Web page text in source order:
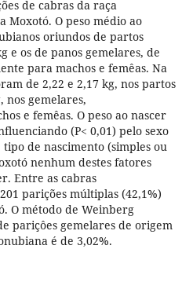
de cabras da raça
Moxotó. O peso médio ao
oriundos de partos
e os de panos gemelares, de
para machos e femêas. Na
de 2,22 e 2,17 kg, nos partos
nos gemelares,
e femêas. O peso ao nascer
(P< 0,01) pelo sexo
de nascimento (simples ou
nenhum destes fatores
Entre as cabras
parições múltiplas (42,1%)
O método de Weinberg
pariçôes gemelares de origem
é de 3,02%.